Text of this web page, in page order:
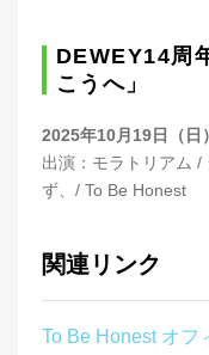
DEWEY14周
こうへ」
2025年10月19日（日
出演：モラトリアム /
ず、/ To Be Honest
関連リンク
To Be Honest オフ